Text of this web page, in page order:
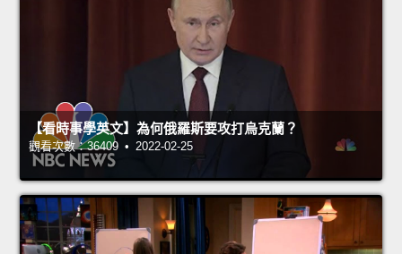
【看時事學英文】為何俄羅斯要攻打烏克蘭？
觀看次數：36409 • 2022-02-25